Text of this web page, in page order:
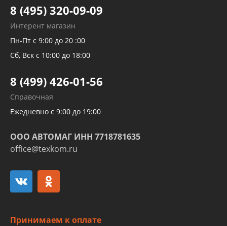
Тормозных трубок
Рукавов гидроусилителей
Рукавов компрессоров и турбин
Трубок кондиционеров
Развертка пайка медных стальных
алюминиевых трубок и штуцеров
8 (495) 320-09-09
Интерент магазин
Пн-Пт с 9:00 до 20 :00
Сб, Вск с 10:00 до 18:00
8 (499) 426-01-56
Справочная
Ежедневно с 9:00 до 19:00
ООО АВТОМАГ ИНН 7718781635
office@texkom.ru
Принимаем к оплате